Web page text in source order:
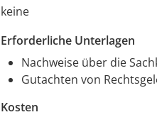
keine
Erforderliche Unterlagen
Nachweise über die
Gutachten von
Kosten